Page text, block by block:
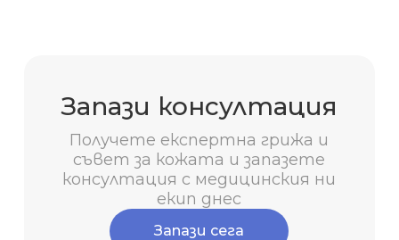
Запази консултация
Получете експертна грижа и
съвет за кожата и запазете
консултация с медицинския ни
екип днес
Запази сега